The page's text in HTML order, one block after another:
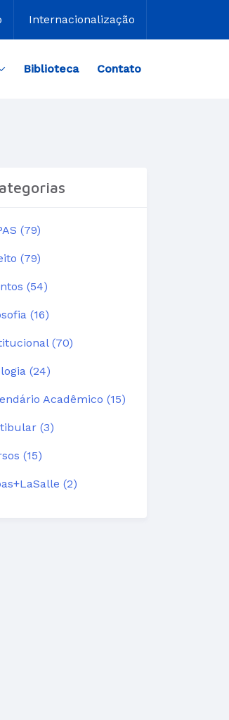
Internacionalização
Biblioteca Contato
(79)
(79)
(54)
(16)
(70)
(24)
Acadêmico (15)
(3)
(15)
(2)